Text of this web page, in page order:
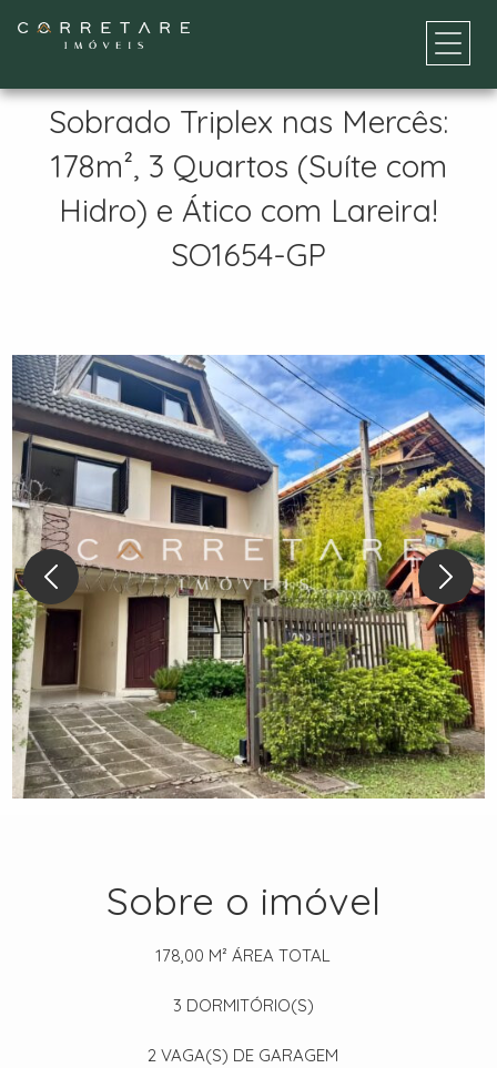
Sobrado Triplex nas Mercês:
178m², 3 Quartos (Suíte com
Hidro) e Ático com Lareira!
SO1654-GP
Sobre o imóvel
178,00 M² ÁREA TOTAL
3 DORMITÓRIO(S)
2 VAGA(S) DE GARAGEM